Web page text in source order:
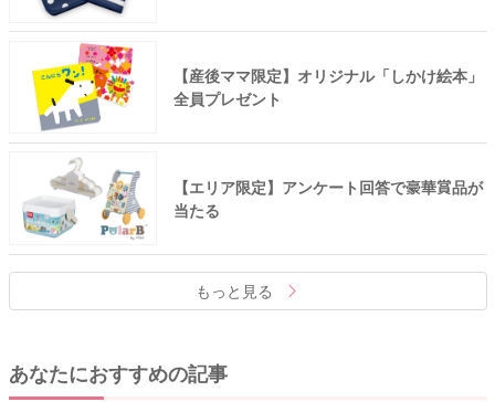
【産後ママ限定】オリジナル「しかけ絵本」
全員プレゼント
【エリア限定】アンケート回答で豪華賞品が
当たる
もっと見る
あなたにおすすめの記事